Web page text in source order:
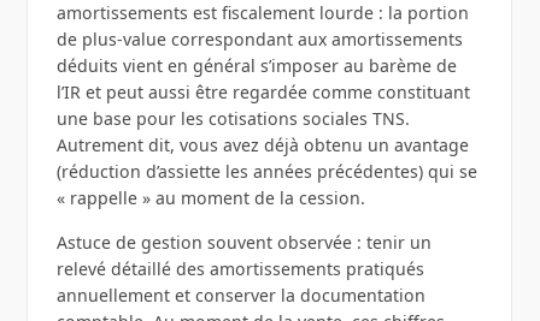
amortissements est fiscalement lourde : la portion
de plus‑value correspondant aux amortissements
déduits vient en général s’imposer au barème de
l’IR et peut aussi être regardée comme constituant
une base pour les cotisations sociales TNS.
Autrement dit, vous avez déjà obtenu un avantage
(réduction d’assiette les années précédentes) qui se
« rappelle » au moment de la cession.
Astuce de gestion souvent observée : tenir un
relevé détaillé des amortissements pratiqués
annuellement et conserver la documentation